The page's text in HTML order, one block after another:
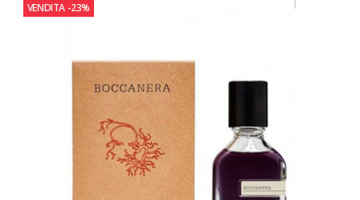
VENDITA -23%